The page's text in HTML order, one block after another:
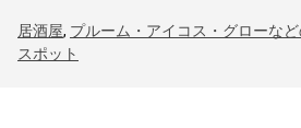
居酒屋, プルーム・アイコス・グローな
スポット